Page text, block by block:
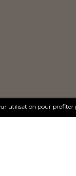
utilisation pour